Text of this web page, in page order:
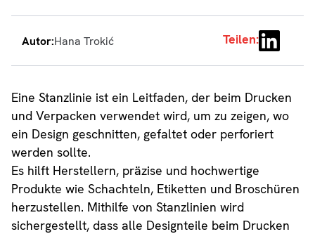
Autor:Hana Trokić Teilen:
Eine Stanzlinie ist ein Leitfaden, der beim Drucken
und Verpacken verwendet wird, um zu zeigen, wo
ein Design geschnitten, gefaltet oder perforiert
werden sollte.
Es hilft Herstellern, präzise und hochwertige
Produkte wie Schachteln, Etiketten und Broschüren
herzustellen. Mithilfe von Stanzlinien wird
sichergestellt, dass alle Designteile beim Drucken